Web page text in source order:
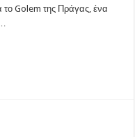
το Golem της Πράγας, ένα